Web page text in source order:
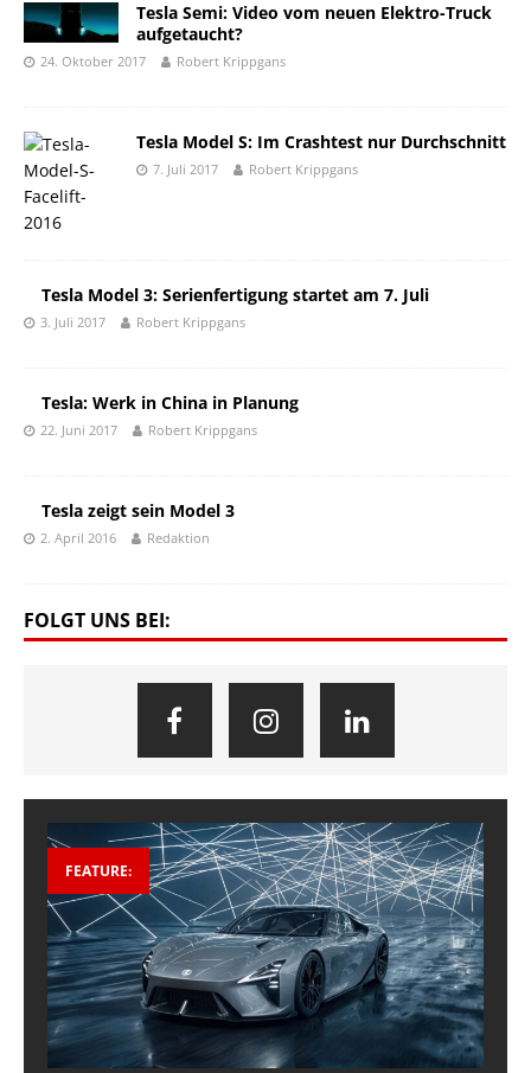
Tesla Semi: Video vom neuen Elektro-Truck
aufgetaucht?
24. Oktober 2017 Robert Krippgans
Tesla Model S: Im Crashtest nur Durchschnitt
7. Juli 2017 Robert Krippgans
Tesla Model 3: Serienfertigung startet am 7. Juli
3. Juli 2017 Robert Krippgans
Tesla: Werk in China in Planung
22. Juni 2017 Robert Krippgans
Tesla zeigt sein Model 3
2. April 2016 Redaktion
FOLGT UNS BEI:
FEATURE: